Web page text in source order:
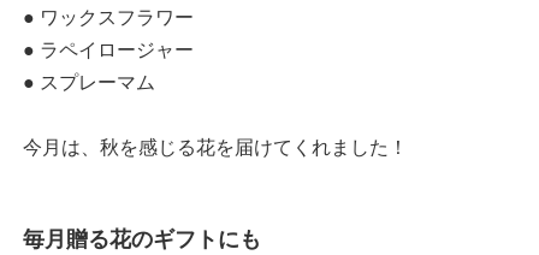
● ワックスフラワー
● ラペイロージャー
● スプレーマム
今月は、秋を感じる花を届けてくれました！
毎月贈る花のギフトにも